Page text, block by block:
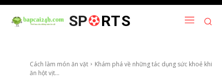
SP RTS
Cách làm món ăn vặt
Khám phá về những tác dụng sức khoẻ khi
ăn hột vịt...